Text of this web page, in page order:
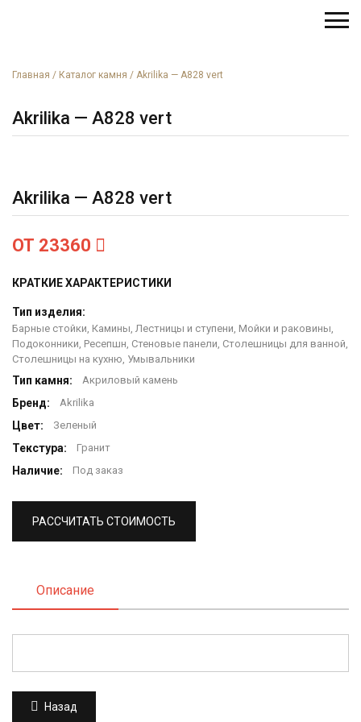
Главная / Каталог камня / Akrilika — A828 vert
Akrilika — A828 vert
Akrilika — A828 vert
ОТ 23360
КРАТКИЕ ХАРАКТЕРИСТИКИ
Тип изделия:
Барные стойки, Камины, Лестницы и ступени, Мойки и раковины,
Подоконники, Ресепшн, Стеновые панели, Столешницы для ванной,
Столешницы на кухню, Умывальники
Тип камня: Акриловый камень
Бренд: Akrilika
Цвет: Зеленый
Текстура: Гранит
Наличие: Под заказ
РАССЧИТАТЬ СТОИМОСТЬ
Описание
Назад